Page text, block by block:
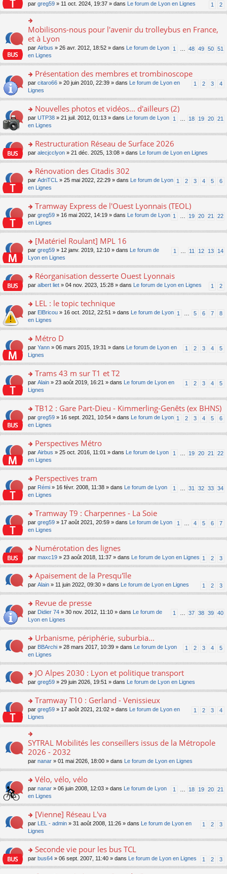
ult
er
le
m
e
s
s
e
n
o
n
lu
pl
s
ré
c
e
1 2
par greg59 » 11 oct. 2024, 19:37 » dans Le forum de Lyon en Lignes
o
n
ult
le
m
e
s
s
g
e
n
o
n
lu
u
s
ré
c
e
Mobilisons-nous pour l'avenir du trolleybus en France,
et à Lyon
1 48 49 50 51
par Airbus » 26 avr. 2012, 18:52 » dans
Le forum de Lyon
en Lignes
o
s
er
le
m
e
s
s
e
n
o
n
lu
pl
ré
c
nt
Présentation des membres et trombinoscope
1 2 3 4
par citaro66 » 20 juin 2010, 22:39 » dans
Le forum de Lyon en
Lignes
o
n
s
er
le
m
e
s
s
e
n
o
n
lu
pl
ré
c
e
Nouvelles photos et vidéos... d'ailleurs (2)
1 18 19 20 21
par UTP38 » 21 juil. 2012, 01:13 » dans
Le forum de Lyon
en Lignes
o
n
ult
er
le
m
e
s
s
e
n
o
n
lu
pl
s
ré
c
e
Restructuration Réseau de Surface 2026
par alecjcclyon » 21 déc. 2025, 13:08 » dans Le forum de Lyon en Lignes
o
n
s
er
le
m
e
s
s
a
n
o
n
lu
pl
ré
c
nt
Rénovation des Citadis 302
1 2 3 4 5 6
par AdriTCL » 25 mai 2022, 22:29 » dans
Le forum de Lyon
en Lignes
o
n
s
er
le
m
e
s
s
e
n
o
n
lu
pl
ré
c
nt
Tramway Express de l'Ouest Lyonnais (TEOL)
1 19 20 21 22
par greg59 » 16 mai 2022, 14:19 » dans
Le forum de Lyon
en Lignes
o
s
er
le
m
e
s
s
e
n
o
n
lu
pl
ré
c
e
nt
[Matériel Roulant] MPL 16
1 11 12 13 14
par greg59 » 12 janv. 2019, 12:10 » dans
Le forum de
Lyon en Lignes
o
n
ult
er
le
m
e
s
s
e
n
o
n
lu
pl
ré
c
e
nt
Réorganisation desserte Ouest Lyonnais
1 2
par albert liet » 04 nov. 2023, 15:28 » dans Le forum de Lyon en Lignes
o
n
s
er
le
m
e
s
s
a
n
o
n
lu
le
u
c
e
nt
LEL : le topic technique
1 5 6 7 8
par ElBricou » 16 oct. 2012, 22:51 » dans
Le forum de Lyon
en Lignes
o
s
er
le
m
e
s
s
a
n
o
n
lu
le
u
c
e
nt
Métro D
1 2 3 4 5
par Yann » 06 mars 2015, 19:31 » dans
Le forum de Lyon en
Lignes
o
s
er
le
m
e
s
s
a
n
o
n
lu
le
u
c
e
nt
Trams 43 m sur T1 et T2
1 2 3 4 5
par Alain » 23 août 2019, 16:21 » dans
Le forum de Lyon en
Lignes
o
n
s
er
le
m
e
s
s
a
n
o
n
lu
le
u
ré
c
e
TB12 : Gare Part-Dieu - Kimmerling-Genêts (ex BHNS)
1 2 3 4 5 6
par greg59 » 16 sept. 2021, 10:54 » dans
Le forum de Lyon
en Lignes
o
n
s
er
le
m
e
s
s
a
n
o
n
lu
pl
s
ré
e
Perspectives Métro
1 19 20 21 22
par Airbus » 25 oct. 2016, 11:01 » dans
Le forum de Lyon
en Lignes
o
n
s
er
le
m
e
s
s
e
n
o
n
le
pl
s
ré
c
e
Perspectives tram
1 31 32 33 34
par Rémi » 16 févr. 2008, 11:38 » dans
Le forum de Lyon
en Lignes
o
n
s
er
le
m
e
s
g
e
n
o
n
le
s
ré
c
nt
Tramway T9 : Charpennes - La Soie
1 4 5 6 7
par greg59 » 17 août 2021, 20:59 » dans
Le forum de Lyon
en Lignes
o
n
ult
er
le
m
e
s
g
e
n
o
n
le
u
s
ré
c
e
nt
Numérotation des lignes
1 2 3
par maxc19 » 23 août 2018, 11:37 » dans Le forum de Lyon en Lignes
o
n
ult
er
le
m
e
s
s
e
n
o
n
le
s
ré
c
e
Apaisement de la Presqu'île
1 2 3
par Alain » 11 juin 2022, 09:30 » dans Le forum de Lyon en Lignes
o
s
er
le
m
e
s
s
e
n
o
n
lu
le
pl
u
s
ré
c
e
nt
Revue de presse
1 37 38 39 40
par Didier 74 » 30 nov. 2012, 11:10 » dans
Le forum de
Lyon en Lignes
o
n
s
er
le
m
e
s
s
g
n
o
n
lu
pl
u
s
ré
c
e
nt
Urbanisme, périphérie, suburbia...
1 2 3 4 5
par BBArchi » 28 mars 2017, 10:39 » dans
Le forum de Lyon
en Lignes
o
n
ult
er
le
m
e
s
s
g
n
o
n
lu
pl
u
s
ré
c
e
JO Alpes 2030 : Lyon et politique transport
par greg59 » 29 juin 2026, 19:51 » dans Le forum de Lyon en Lignes
o
s
ult
er
le
m
e
s
s
g
o
n
lu
le
u
s
ré
Tramway T10 : Gerland - Venissieux
1 2 3 4
par greg59 » 17 août 2021, 21:02 » dans
Le forum de Lyon en
Lignes
o
n
ult
er
le
m
e
s
a
g
e
n
o
n
SYTRAL Mobilités les conseillers issus de la Métropole
2026 - 2032
par nanar » 01 mai 2026, 18:00 » dans Le forum de Lyon en Lignes
o
n
s
er
le
m
e
s
s
Vélo, vélo, vélo
1 18 19 20 21
par nanar » 06 juin 2008, 12:03 » dans
Le forum de Lyon
en Lignes
o
s
er
le
m
[Vienne] Réseau L'va
1 2 3
par LEL - admin » 31 août 2008, 11:26 » dans
Le forum de Lyon en
Lignes
o
n
Seconde vie pour les bus TCL
1 2 3
par bus64 » 06 sept. 2007, 11:40 » dans Le forum de Lyon en Lignes